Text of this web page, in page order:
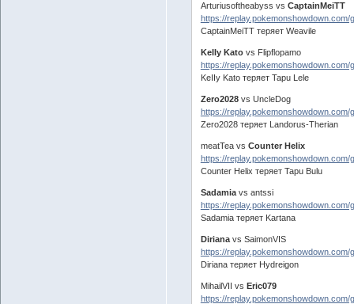
Arturiusoftheabyss vs CaptainMeiTT
https://replay.pokemonshowdown.com/
CaptainMeiTT теряет Weavile
KeIIy Katovs Flipflopamo
https://replay.pokemonshowdown.com/
KeIIy Kato теряет Tapu Lele
Zero2028vs UncleDog
https://replay.pokemonshowdown.com/
Zero2028 теряет Landorus-Therian
meatTea vs Counter Helix
https://
Counter Helix теряет Tapu Bulu
Sadamiavs antssi
https://replay.pokemonshowdown.com/
Sadamia теряет Kartana
Dirianavs SaimonVIS
https://
Diriana теряет Hydreigon
MihailVII vs Eric079
https://replay.pokemonshowdown.com/